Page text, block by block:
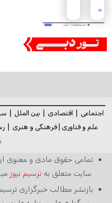
»
اجتماعی اقتصادی بین الملل
علم و فناوری
فرهنگی و هنری
تمامی حقوق مادی و معنوی
سایت متعلق به ترسیم نیوز
بازنشر مطالب خبرگزاری